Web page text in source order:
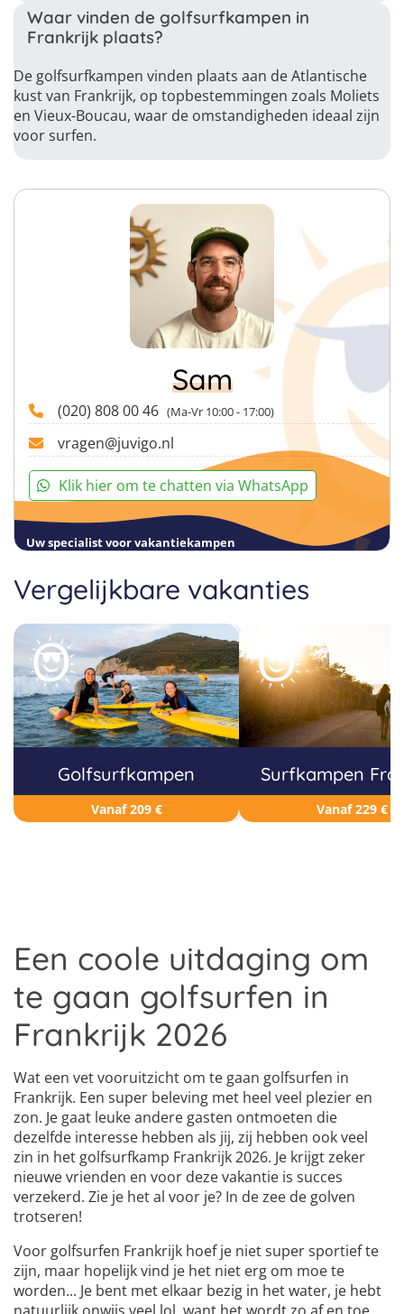
Sam
(020) 808 00 46 (Ma-Vr 10:00 - 17:00)
vragen@juvigo.nl
Klik hier om te chatten via WhatsApp
Uw specialist voor vakantiekampen
Waar vinden de golfsurfkampen in
Frankrijk plaats?
De golfsurfkampen vinden plaats aan de Atlantische
kust van Frankrijk, op topbestemmingen zoals Moliets
en Vieux-Boucau, waar de omstandigheden ideaal zijn
voor surfen.
Vergelijkbare vakanties
Golfsurfkampen
Vanaf 209 €
Surfkampen
Vanaf 229 €
Een coole uitdaging om
te gaan golfsurfen in
Frankrijk 2026
Wat een vet vooruitzicht om te gaan golfsurfen in
Frankrijk. Een super beleving met heel veel plezier en
zon. Je gaat leuke andere gasten ontmoeten die
dezelfde interesse hebben als jij, zij hebben ook veel
zin in het golfsurfkamp Frankrijk 2026. Je krijgt zeker
nieuwe vrienden en voor deze vakantie is succes
verzekerd. Zie je het al voor je? In de zee de golven
trotseren!
Voor golfsurfen Frankrijk hoef je niet super sportief te
zijn, maar hopelijk vind je het niet erg om moe te
worden... Je bent met elkaar bezig in het water, je hebt